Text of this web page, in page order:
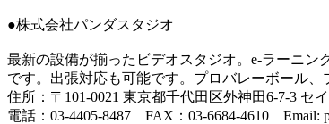
●株式会社パンダスタジオ
最新の設備が揃ったビデオスタジオ。e-ラーニ
です。出張対応も可能です。プロバレーボール
住所：〒101-0021 東京都千代田区外神田6-7-3 セ
電話：03-4405-8487 FAX：03-6684-4610 Email: